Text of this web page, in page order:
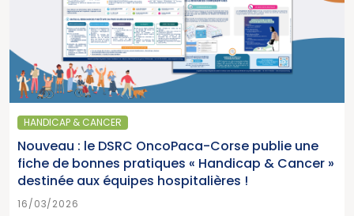
HANDICAP & CANCER
Nouveau : le DSRC OncoPaca-Corse publie une
fiche de bonnes pratiques « Handicap & Cancer »
destinée aux équipes hospitalières !
16/03/2026